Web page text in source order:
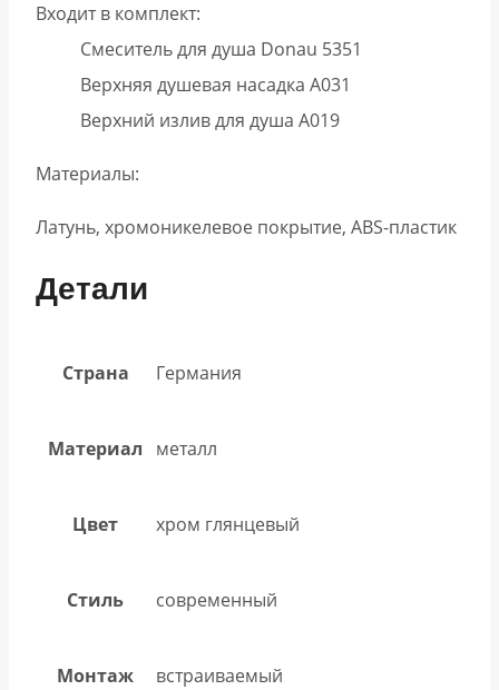
Входит в комплект:
Смеситель для душа Donau 5351
Верхняя душевая насадка A031
Верхний излив для душа A019
Материалы:
Латунь, хромоникелевое покрытие, ABS-пластик
Детали
Страна Германия
Материал металл
Цвет хром глянцевый
Стиль современный
Монтаж встраиваемый